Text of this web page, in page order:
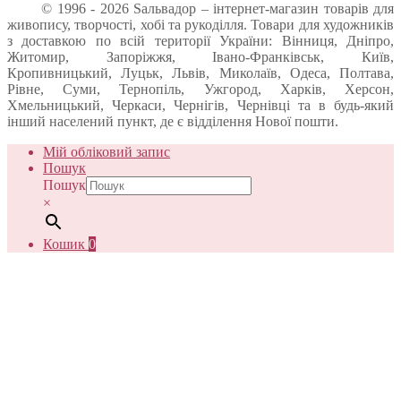
© 1996 - 2026 Sальвадор – інтернет-магазин товарів для
живопису, творчості, хобі та рукоділля. Товари для художників
з доставкою по всій території України: Вінниця, Дніпро,
Житомир, Запоріжжя, Івано-Франківськ, Київ,
Кропивницький, Луцьк, Львів, Миколаїв, Одеса, Полтава,
Рівне, Суми, Тернопіль, Ужгород, Харків, Херсон,
Хмельницький, Черкаси, Чернігів, Чернівці та в будь-який
інший населений пункт, де є відділення Нової пошти.
Мій обліковий запис
Пошук
Пошук
×
Кошик 0